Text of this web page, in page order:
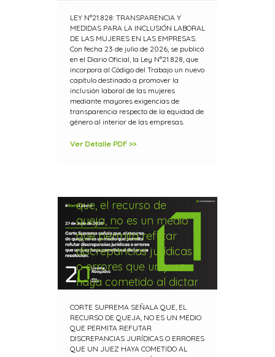
LEY N°21.828: TRANSPARENCIA Y
MEDIDAS PARA LA INCLUSIÓN LABORAL
DE LAS MUJERES EN LAS EMPRESAS.
Con fecha 23 de julio de 2026, se publicó
en el Diario Oficial, la Ley N°21.828, que
incorpora al Código del Trabajo un nuevo
capítulo destinado a promover la
inclusión laboral de las mujeres
mediante mayores exigencias de
transparencia respecto de la equidad de
género al interior de las empresas.
Ver Detalle PDF >>
que, el recurso de
queja, no es un medio
que permita refutar
discrepancias jurídicas
o errores que un juez
haya cometido al dictar
CORTE SUPREMA SEÑALA QUE, EL
RECURSO DE QUEJA, NO ES UN MEDIO
QUE PERMITA REFUTAR
DISCREPANCIAS JURÍDICAS O ERRORES
QUE UN JUEZ HAYA COMETIDO AL